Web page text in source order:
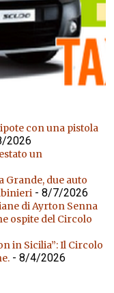
con una pistola
2026
un
Grande, due auto
- 8/7/2026
di Ayrton Senna
ospite del Circolo
in Sicilia”: Il Circolo
- 8/4/2026